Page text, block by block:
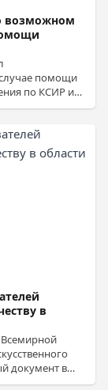
возможном
помощи
по КСИР и
в
Всемирной
документ в
Фазли